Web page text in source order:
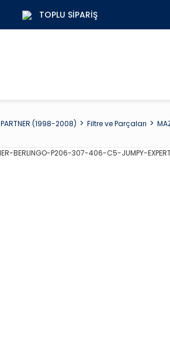
TOPLU SIPARIŞ
PARTNER (1998-2008) Filtre ve Parçaları